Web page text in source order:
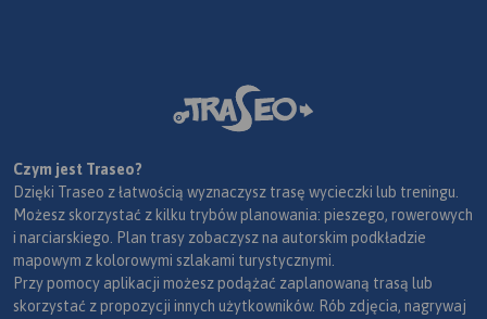
Czym jest Traseo?
Dzięki Traseo z łatwością wyznaczysz trasę wycieczki lub treningu.
Możesz skorzystać z kilku trybów planowania: pieszego, rowerowych
i narciarskiego. Plan trasy zobaczysz na autorskim podkładzie
mapowym z kolorowymi szlakami turystycznymi.
Przy pomocy aplikacji możesz podążać zaplanowaną trasą lub
skorzystać z propozycji innych użytkowników. Rób zdjęcia, nagrywaj